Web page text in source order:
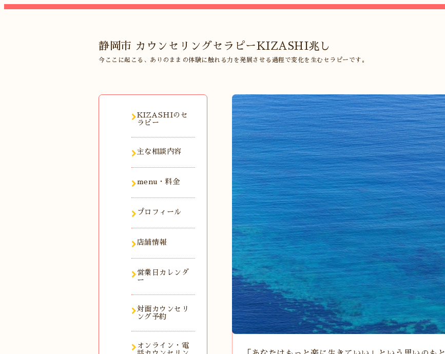
静岡市 カウンセリングセラピーKIZASHI兆し
今ここに起こる、ありのままの体験に触れる力を発展させる過程で変化を生むセラピーです。
KIZASHIのセ
ラピー
主な相談内容
menu・料金
プロフィール
店舗情報
営業日カレンダ
ー
対面カウンセリ
ング予約
オンライン・電